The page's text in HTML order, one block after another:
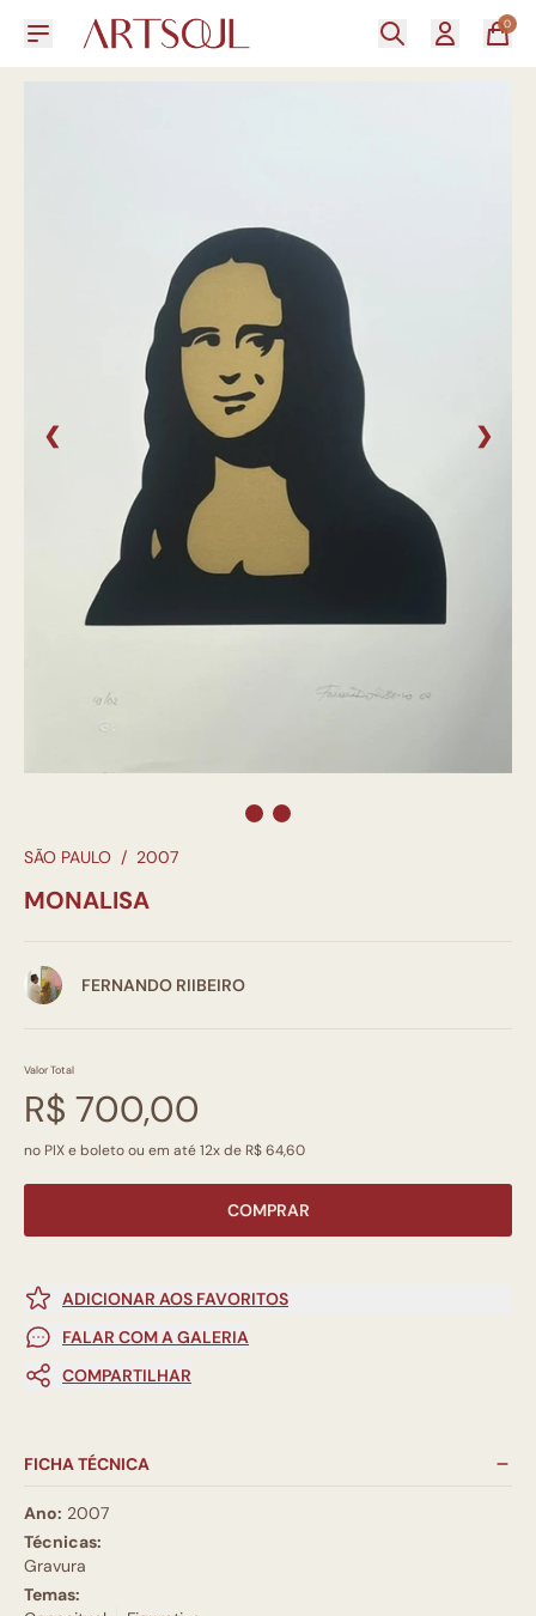
0
❮ ❯
SÃO PAULO / 2007
MONALISA
FERNANDO RIIBEIRO
Valor Total
R$ 700,00
no PIX e boleto ou em até 12x de R$ 64,60
COMPRAR
ADICIONAR AOS FAVORITOS
FALAR COM A GALERIA
COMPARTILHAR
FICHA TÉCNICA
Ano: 2007
Técnicas:
Gravura
Temas: